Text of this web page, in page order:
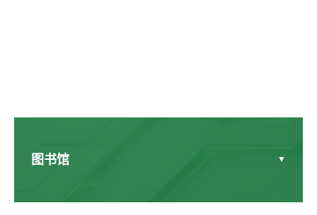
图书馆